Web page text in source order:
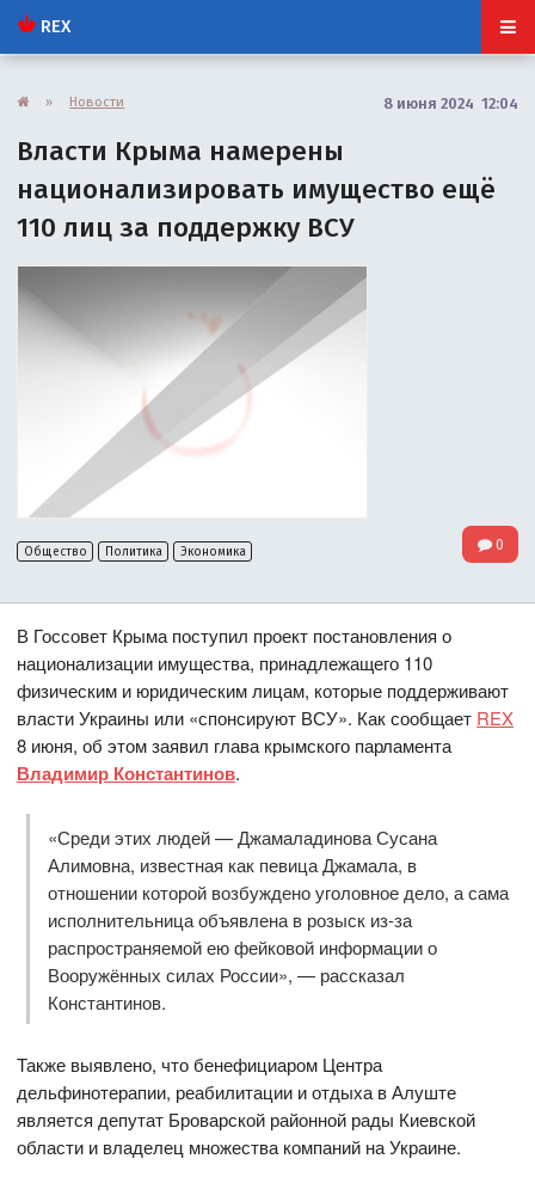
REX
» Новости 8 июня 2024 12:04
Власти Крыма намерены
национализировать имущество ещё
110 лиц за поддержку ВСУ
Общество Политика Экономика 0
В Госсовет Крыма поступил проект постановления о
национализации имущества, принадлежащего 110
физическим и юридическим лицам, которые поддерживают
власти Украины или «спонсируют ВСУ». Как сообщает REX
8 июня, об этом заявил глава крымского парламента
Владимир Константинов.
«Среди этих людей — Джамаладинова Сусана
Алимовна, известная как певица Джамала, в
отношении которой возбуждено уголовное дело, а сама
исполнительница объявлена в розыск из-за
распространяемой ею фейковой информации о
Вооружённых силах России», — рассказал
Константинов.
Также выявлено, что бенефициаром Центра
дельфинотерапии, реабилитации и отдыха в Алуште
является депутат Броварской районной рады Киевской
области и владелец множества компаний на Украине.